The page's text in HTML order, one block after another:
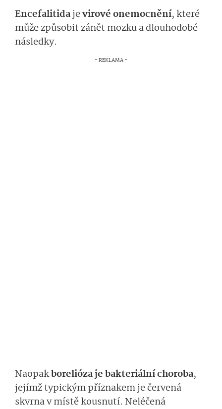
Encefalitidajevirové onemocnění, které
může způsobit zánět mozku a dlouhodobé
následky.
Naopakborelióza je bakteriální choroba,
jejímž typickým příznakem je červená
skvrna v místě kousnutí. Neléčená